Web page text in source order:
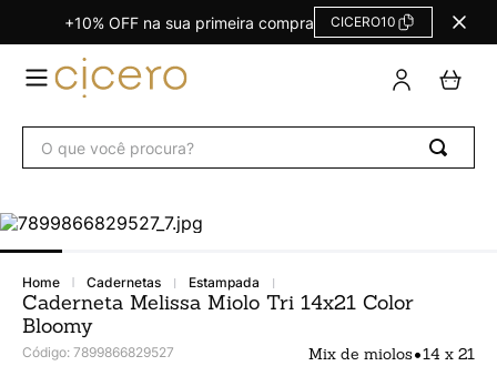
+10% OFF na sua primeira compra CICERO10
cadernetas estampada
Caderneta Melissa Miolo Tri 14x21 Color
Bloomy
Código: 7899866829527 Mix de miolos•14 x 21
TERMOS
MAIS
Agendas Calendários
3ºFichário
Planner
Planner Permanente